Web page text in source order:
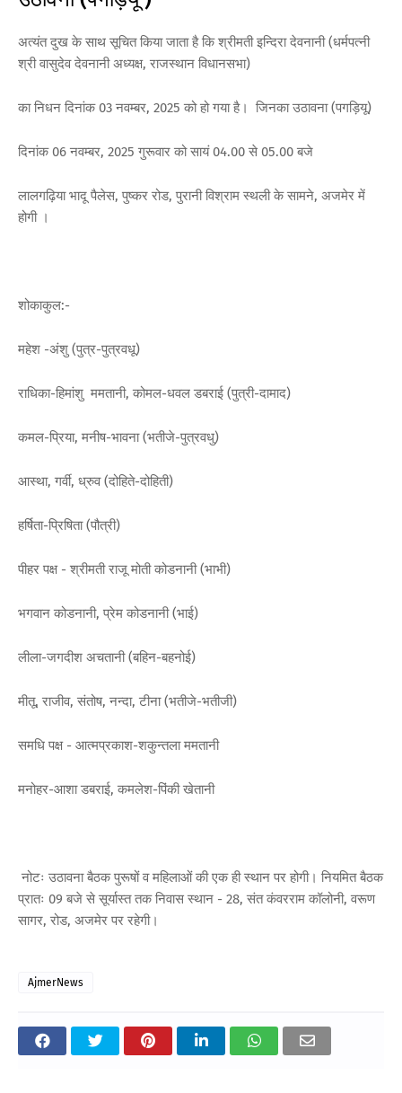
अत्यंत दुख के साथ सूचित किया जाता है कि श्रीमती इन्दिरा देवनानी (धर्मपत्नी
श्री वासुदेव देवनानी अध्यक्ष, राजस्थान विधानसभा)
का निधन दिनांक 03 नवम्बर, 2025 को हो गया है। जिनका उठावना (पगड़ियू)
दिनांक 06 नवम्बर, 2025 गुरूवार को सायं 04.00 से 05.00 बजे
लालगढ़िया भादू पैलेस, पुष्कर रोड, पुरानी विश्राम स्थली के सामने, अजमेर में
होगी ।
शोकाकुल:-
महेश -अंशु (पुत्र-पुत्रवधू)
राधिका-हिमांशु ममतानी, कोमल-धवल डबराई (पुत्री-दामाद)
कमल-प्रिया, मनीष-भावना (भतीजे-पुत्रवधु)
आस्था, गर्वी, ध्रुव (दोहिते-दोहिती)
हर्षिता-प्रिषिता (पौत्री)
पीहर पक्ष - श्रीमती राजू मोती कोडनानी (भाभी)
भगवान कोडनानी, प्रेम कोडनानी (भाई)
लीला-जगदीश अचतानी (बहिन-बहनोई)
मीतू, राजीव, संतोष, नन्दा, टीना (भतीजे-भतीजी)
समधि पक्ष - आत्मप्रकाश-शकुन्तला ममतानी
मनोहर-आशा डबराई, कमलेश-पिंकी खेतानी
नोटः उठावना बैठक पुरूषों व महिलाओं की एक ही स्थान पर होगी। नियमित बैठक
प्रातः 09 बजे से सूर्यास्त तक निवास स्थान - 28, संत कंवरराम कॉलोनी, वरूण
सागर, रोड, अजमेर पर रहेगी।
AjmerNews